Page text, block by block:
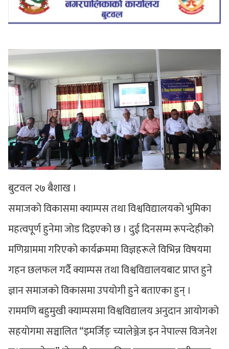
बुटवल २७ बैशाख ।
समाजको विकासमा क्याम्पस तथा विश्वविद्यालयको भुमिका
महत्वपूर्ण हुनेमा जोड दिइएको छ । दुई दिनसम्म रूपन्देहीको
मणिग्राममा गरिएको कार्यक्रममा विज्ञहरूले विभिन्न विषयमा
गहन छलफल गर्दै क्याम्पस तथा विश्वविद्यालयबाट प्राप्त हुने
ज्ञान समाजको विकासमा उपयोगी हुने बताएका हुन् ।
राममणि बहुमुखी क्याम्पसमा विश्वविद्यालय अनुदान आयोगको
सहयोगमा सञ्चालित “इमर्जिङ् च्यालेञ्जेज इन नेपाल्स विजनेश